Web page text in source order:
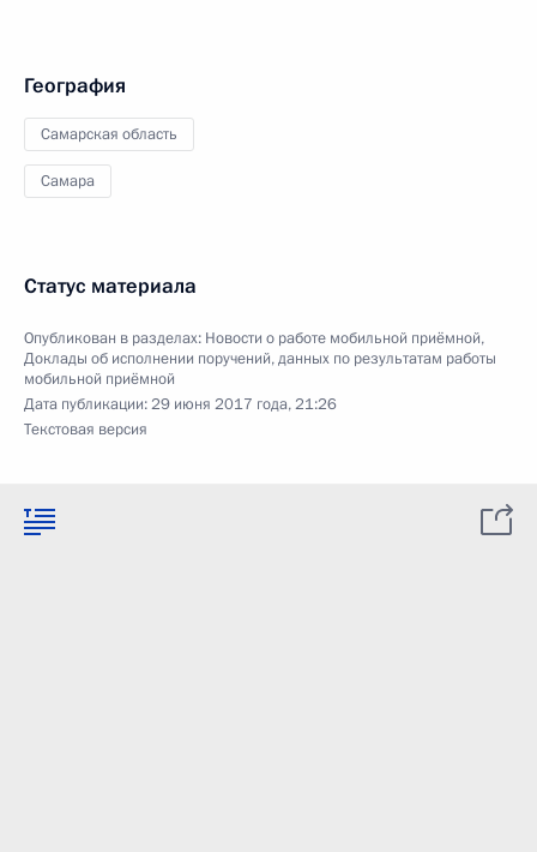
География
Самарская область
Самара
Статус материала
Опубликован в разделах: Новости о работе мобильной приёмной,
Доклады об исполнении поручений, данных по результатам работы
мобильной приёмной
Дата публикации:29 июня 2017 года, 21:26
Текстовая версия